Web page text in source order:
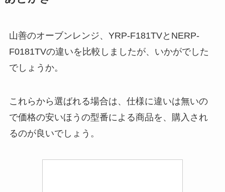
山善のオーブンレンジ、YRP-F181TVとNERP-
F0181TVの違いを比較しましたが、いかがでした
でしょうか。
これらから選ばれる場合は、仕様に違いは無いの
で価格の安いほうの型番による商品を、購入され
るのが良いでしょう。